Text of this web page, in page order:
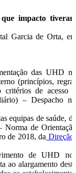
impacto tiveram
Garcia de Orta, em
das UHD no
(princípios, regras
critérios de acesso e
– Despacho n.º
equipas de saúde, da
Norma de Orientação
de 2018, da Direção-
de UHD nos
ao alargamento deste